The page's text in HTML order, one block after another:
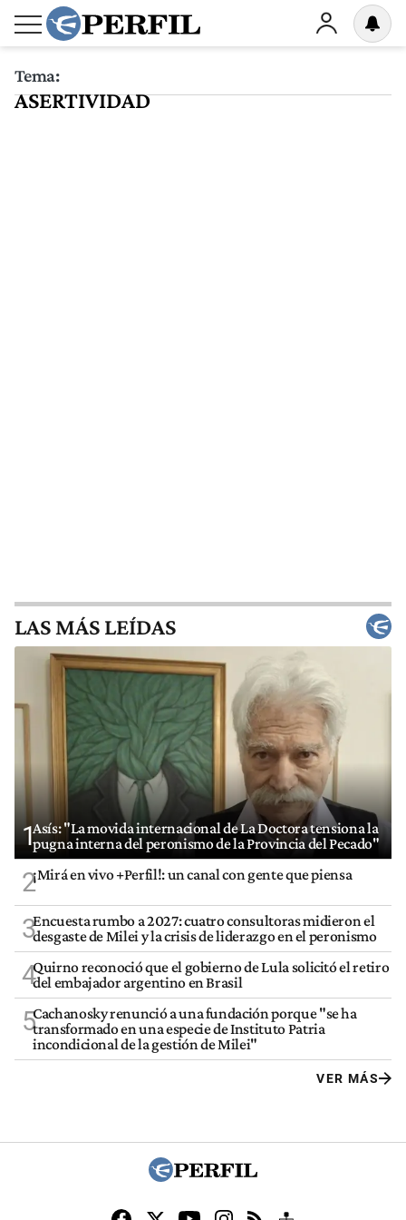
Tema:
ASERTIVIDAD
LAS MÁS LEÍDAS
1Asís: "La movida internacional de La Doctora tensiona la
pugna interna del peronismo de la Provincia del Pecado"
2¡Mirá en vivo +Perfil!: un canal con gente que piensa
3Encuesta rumbo a 2027: cuatro consultoras midieron el
desgaste de Milei y la crisis de liderazgo en el peronismo
4Quirno reconoció que el gobierno de Lula solicitó el retiro
del embajador argentino en Brasil
5Cachanosky renunció a una fundación porque "se ha
transformado en una especie de Instituto Patria
incondicional de la gestión de Milei"
VER MÁS